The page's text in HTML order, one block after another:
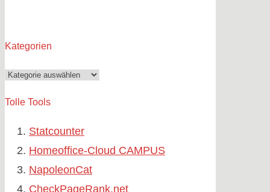
Kategorien
Kategorien
Tolle Tools
Statcounter
Homeoffice-Cloud CAMPUS
NapoleonCat
CheckPageRank.net